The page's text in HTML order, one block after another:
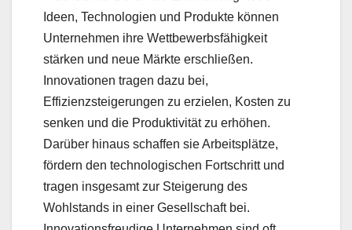
Ideen, Technologien und Produkte können
Unternehmen ihre Wettbewerbsfähigkeit
stärken und neue Märkte erschließen.
Innovationen tragen dazu bei,
Effizienzsteigerungen zu erzielen, Kosten zu
senken und die Produktivität zu erhöhen.
Darüber hinaus schaffen sie Arbeitsplätze,
fördern den technologischen Fortschritt und
tragen insgesamt zur Steigerung des
Wohlstands in einer Gesellschaft bei.